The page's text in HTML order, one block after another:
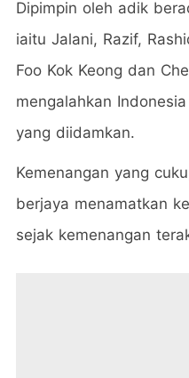
Dipimpin oleh adik
iaitu Jalani, Razif,
Foo Kok Keong dan
mengalahkan
yang diidamkan.
Kemenangan yang
berjaya menamatkan
sejak kemenangan